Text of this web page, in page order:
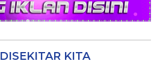
KITA